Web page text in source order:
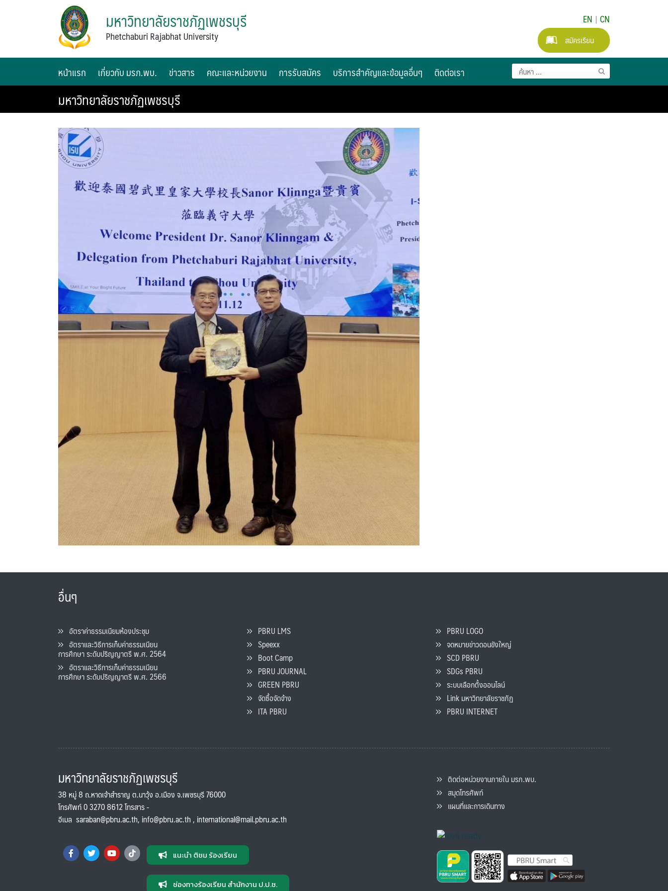
มหาวิทยาลัยราชภัฏเพชรบุรี
Phetchaburi Rajabhat University
EN | CN
สมัครเรียน
หน้าแรก เกี่ยวกับ มรภ.พบ. ข่าวสาร คณะและหน่วยงาน การรับสมัคร บริการสำคัญและข้อมูลอื่นๆ ติดต่อเรา
มหาวิทยาลัยราชภัฏเพชรบุรี
อื่นๆ
อัตราค่าธรรมเนียมห้องประชุม
อัตราและวิธีการเก็บค่าธรรมเนียน
การศึกษา ระดับปริญญาตรี พ.ศ. 2564
อัตราและวิธีการเก็บค่าธรรมเนียน
การศึกษา ระดับปริญญาตรี พ.ศ. 2566
PBRU LMS
Speexx
Boot Camp
PBRU JOURNAL
GREEN PBRU
จัดซื้อจัดจ้าง
ITA PBRU
PBRU LOGO
จดหมายข่าวดอนขังใหญ่
SCD PBRU
SDGs PBRU
ระบบเลือกตั้งออนไลน์
Link มหาวิทยาลัยราชภัฏ
PBRU INTERNET
มหาวิทยาลัยราชภัฏเพชรบุรี
38 หมู่ 8 ถ.หาดเจ้าสำราญ ต.นาวุ้ง อ.เมือง จ.เพชรบุรี 76000
โทรศัพท์ 0 3270 8612 โทรสาร -
อีเมล saraban@pbru.ac.th, info@pbru.ac.th, international@mail.pbru.ac.th
แนะนำ ติชม ร้องเรียน
ช่องทางร้องเรียน สำนักงาน ป.ป.ช.
ติดต่อหน่วยงานภายใน มรภ.พบ.
สมุดโทรศัพท์
แผนที่และการเดินทาง